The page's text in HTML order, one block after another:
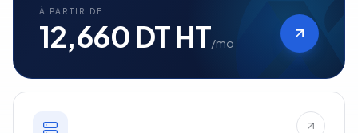
À PARTIR DE
12,660 DT HT/mo